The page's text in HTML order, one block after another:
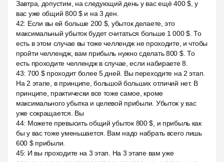
Завтра, допустим, на следующий день у вас ещё 400 $, у
вас уже общий 800 $ и на 3 ден.
42: Если вы ей больше 200 $, убыток делаете, это
максимальный убыток будет считаться больше 1 000 $. То
есть в этом случае вы тоже челлендж не проходите, и чтобы
пройти челлендж, вам прибыль нужно сделать 800 $. То
есть проходите челлендж в случае, если набираете 8.
43: 700 $ проходит более 5 дней. Вы переходите на 2 этап.
На 2 этапе, в принципе, большой больших отличий нет. В
принципе, практически все тоже самое, кроме
максимального убытка и целевой прибыли. Убыток у вас
уже сокращается. Вы
44: Можете превысить общий убыток 800 $, и прибыль как
бы у вас тоже уменьшается. Вам надо набрать всего лишь
600 $ прибыли.
45: И вы проходите на 3 этап. На 3 этапе вам уже